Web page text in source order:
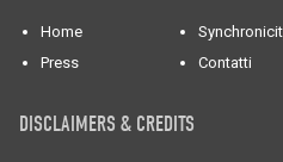
Home
Press
Contatti
DISCLAIMERS & CREDITS